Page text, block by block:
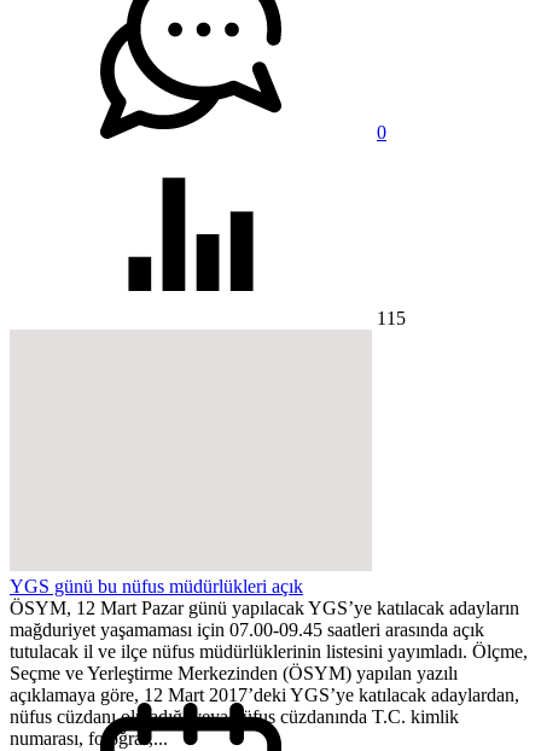
0
115
YGS günü bu nüfus müdürlükleri açık
ÖSYM, 12 Mart Pazar günü yapılacak YGS’ye katılacak adayların
mağduriyet yaşamaması için 07.00-09.45 saatleri arasında açık
tutulacak il ve ilçe nüfus müdürlüklerinin listesini yayımladı. Ölçme,
Seçme ve Yerleştirme Merkezinden (ÖSYM) yapılan yazılı
açıklamaya göre, 12 Mart 2017’deki YGS’ye katılacak adaylardan,
nüfus cüzdanı olmadığı veya nüfus cüzdanında T.C. kimlik
numarası, fotoğraf,...